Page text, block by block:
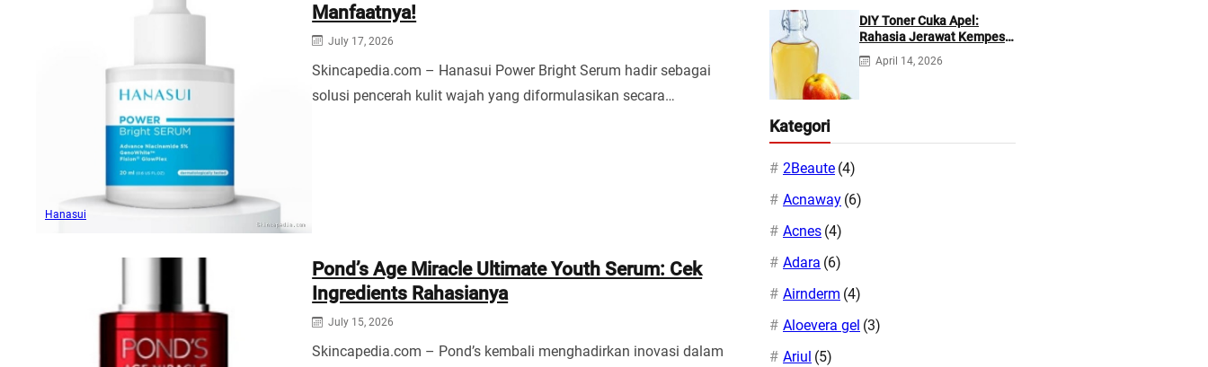
Hanasui
Manfaatnya!
July 17, 2026
Skincapedia.com – Hanasui Power Bright Serum hadir sebagai
solusi pencerah kulit wajah yang diformulasikan secara…
Pond’s Age Miracle Ultimate Youth Serum: Cek
Ingredients Rahasianya
July 15, 2026
Skincapedia.com – Pond’s kembali menghadirkan inovasi dalam
DIY Toner Cuka Apel:
Rahasia Jerawat Kempes
dalam 2 Hari!
April 14, 2026
Kategori
2Beaute (4)
Acnaway (6)
Acnes (4)
Adara (6)
Airnderm (4)
Aloevera gel (3)
Ariul (5)